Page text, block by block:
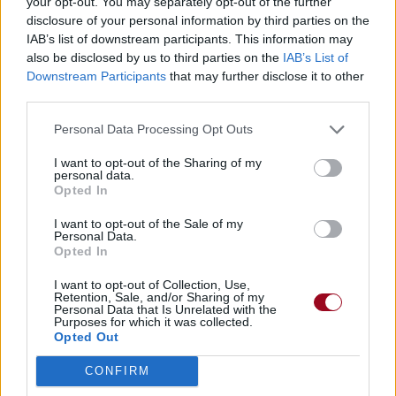
disclosure of your personal information by third parties on the
IAB’s list of downstream participants. This information may
also be disclosed by us to third parties on the IAB’s List of
Downstream Participants that may further disclose it to other
Personal Data Processing Opt Outs
I want to opt-out of the Sharing of my
personal data.
Opted In
I want to opt-out of the Sale of my
Personal Data.
Opted In
I want to opt-out of Collection, Use,
Retention, Sale, and/or Sharing of my
Personal Data that Is Unrelated with the
Purposes for which it was collected.
Opted Out
CONFIRM